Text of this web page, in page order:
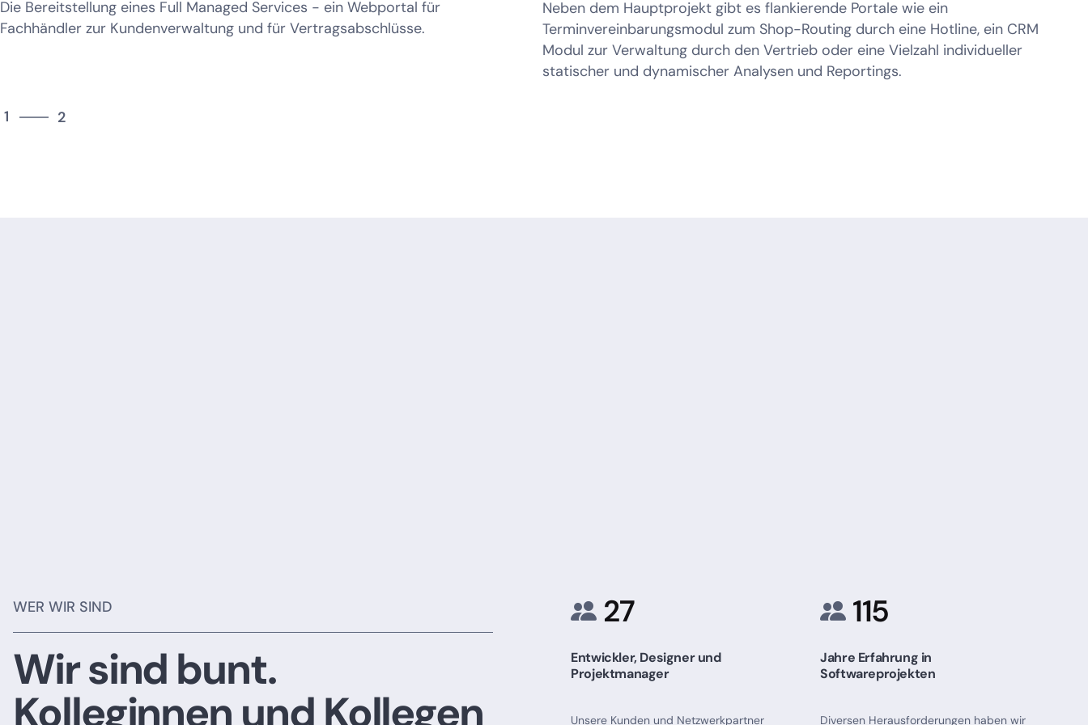
Die Bereitstellung eines Full Managed Services - ein Webportal für
Fachhändler zur Kundenverwaltung und für Vertragsabschlüsse.
Neben dem Hauptprojekt gibt es flankierende Portale wie ein
Terminvereinbarungsmodul zum Shop-Routing durch eine Hotline, ein CRM
Modul zur Verwaltung durch den Vertrieb oder eine Vielzahl individueller
statischer und dynamischer Analysen und Reportings.
1
2
WER WIR SIND
Wir sind bunt.
Kolleginnen und Kollegen
27
Entwickler, Designer und
Projektmanager
Unsere Kunden und Netzwerkpartner
115
Jahre Erfahrung in
Softwareprojekten
Diversen Herausforderungen haben wir